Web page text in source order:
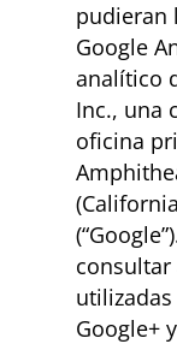
pudieran
Google
analítico
Inc., una
oficina
Google+